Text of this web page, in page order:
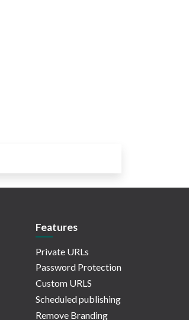
Features
Private URLs
Password Protection
Custom URLS
Scheduled publishing
Remove Branding